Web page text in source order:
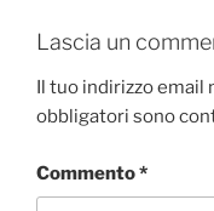
k
Lascia un
Il tuo indirizzo email
obbligatori sono
Commento*